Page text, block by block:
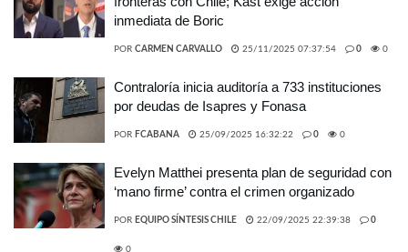
inmediata de Boric
POR CARMEN CARVALLO 25/11/2025 07:37:54 0 0
Contraloría inicia auditoría a 733 instituciones
por deudas de Isapres y Fonasa
POR FCABANA 25/09/2025 16:32:22 0 0
Evelyn Matthei presenta plan de seguridad con
‘mano firme’ contra el crimen organizado
POR EQUIPO SÍNTESIS CHILE 22/09/2025 22:39:38 0
0